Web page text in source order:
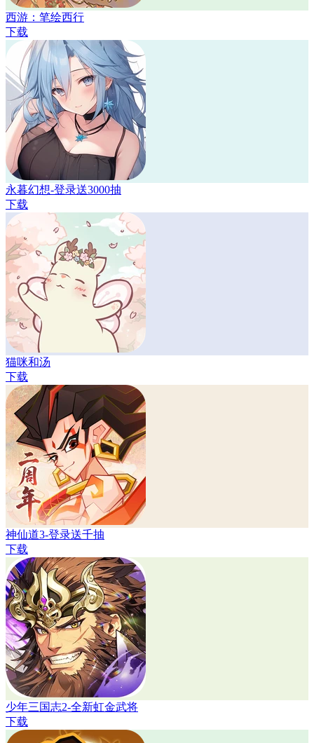
西游：笔绘西行
下载
永暮幻想-登录送3000抽
下载
猫咪和汤
下载
神仙道3-登录送千抽
下载
少年三国志2-全新虹金武将
下载